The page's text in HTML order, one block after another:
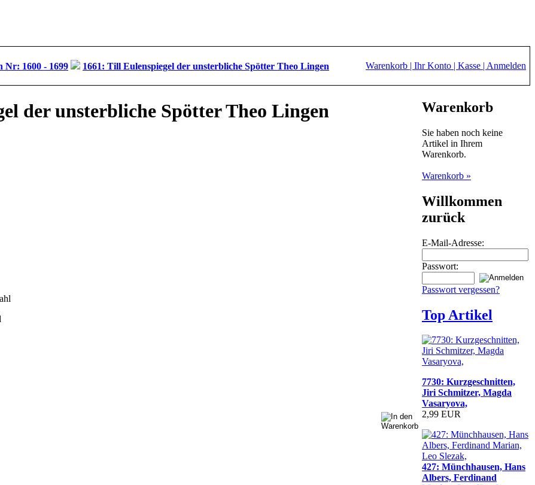
Nr: 1600 - 1699 1661: Till Eulenspiegel der unsterbliche Spötter Theo Lingen Warenkorb | Ihr Konto | Kasse | Anmelden
der unsterbliche Spötter Theo Lingen Warenkorb
Sie haben noch keine
Artikel in Ihrem
Warenkorb.
Warenkorb »
Willkommen
zurück
E-Mail-Adresse:
Passwort:
Passwort vergessen?
Top Artikel
7730: Kurzgeschnitten,
Jiri Schmitzer, Magda
Vasaryova,
2,99 EUR
427: Münchhausen, Hans
Albers, Ferdinand